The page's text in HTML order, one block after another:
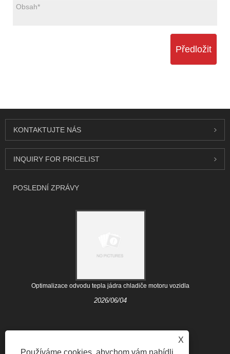
Předložit
KONTAKTUJTE NÁS
INQUIRY FOR PRICELIST
POSLEDNÍ ZPRÁVY
Optimalizace odvodu tepla jádra chladiče motoru vozidla
2026/06/04
X
Používáme cookies, abychom vám nabídli